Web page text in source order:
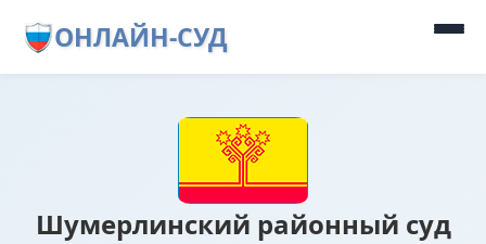
ОНЛАЙН-СУД
Шумерлинский районный суд